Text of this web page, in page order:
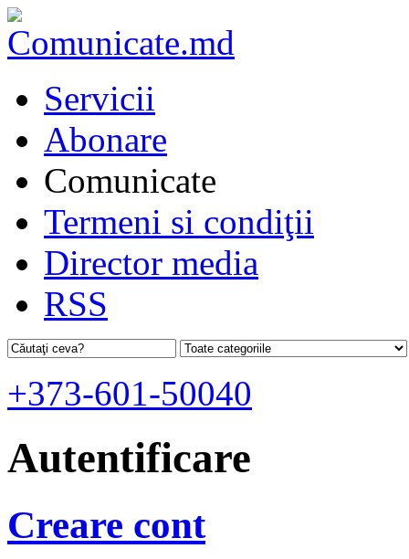
Servicii
Abonare
Comunicate
Termeni si condiţii
Director media
RSS
+373-601-50040
Autentificare
Creare cont